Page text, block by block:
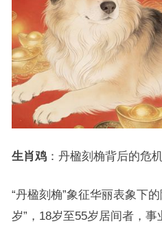
生肖鸡：丹楹刻桷背后的危
“丹楹刻桷”象征华丽表象下的
岁”，18岁至55岁居间者，